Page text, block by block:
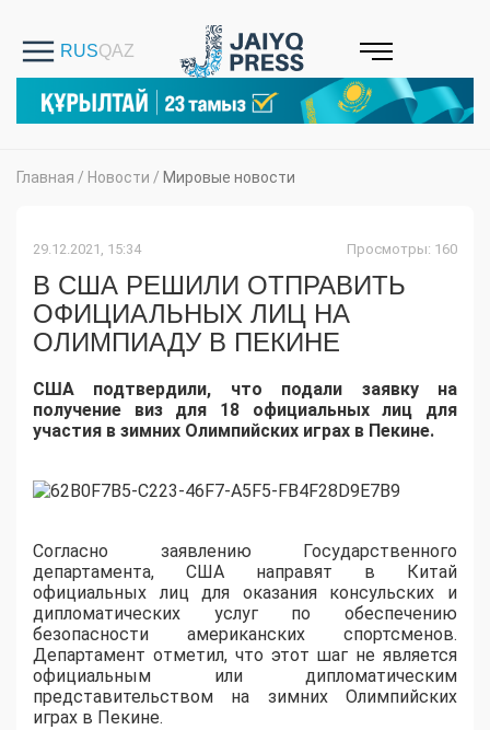
Главная / Новости / Мировые новости
29.12.2021, 15:34 Просмотры: 160
В США РЕШИЛИ ОТПРАВИТЬ
ОФИЦИАЛЬНЫХ ЛИЦ НА
ОЛИМПИАДУ В ПЕКИНЕ
США подтвердили, что подали заявку на
получение виз для 18 официальных лиц для
участия в зимних Олимпийских играх в Пекине.
Согласно заявлению Государственного
департамента, США направят в Китай
официальных лиц для оказания консульских и
дипломатических услуг по обеспечению
безопасности американских спортсменов.
Департамент отметил, что этот шаг не является
официальным или дипломатическим
представительством на зимних Олимпийских
играх в Пекине.